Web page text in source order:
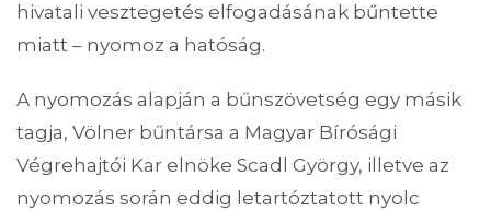
hivatali vesztegetés elfogadásának bűntette
miatt – nyomoz a hatóság.
A nyomozás alapján a bűnszövetség egy másik
tagja, Völner bűntársa a Magyar Bírósági
Végrehajtói Kar elnöke Scadl György, illetve az
nyomozás során eddig letartóztatott nyolc